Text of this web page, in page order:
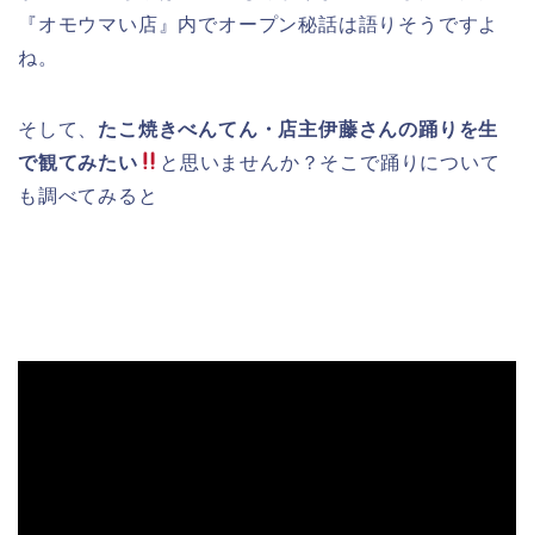
『オモウマい店』内でオープン秘話は語りそうですよ
ね。
そして、 たこ焼きべんてん・店主伊藤さんの踊りを生
で観てみたい
と思いませんか？そこで踊りについて
も調べてみると